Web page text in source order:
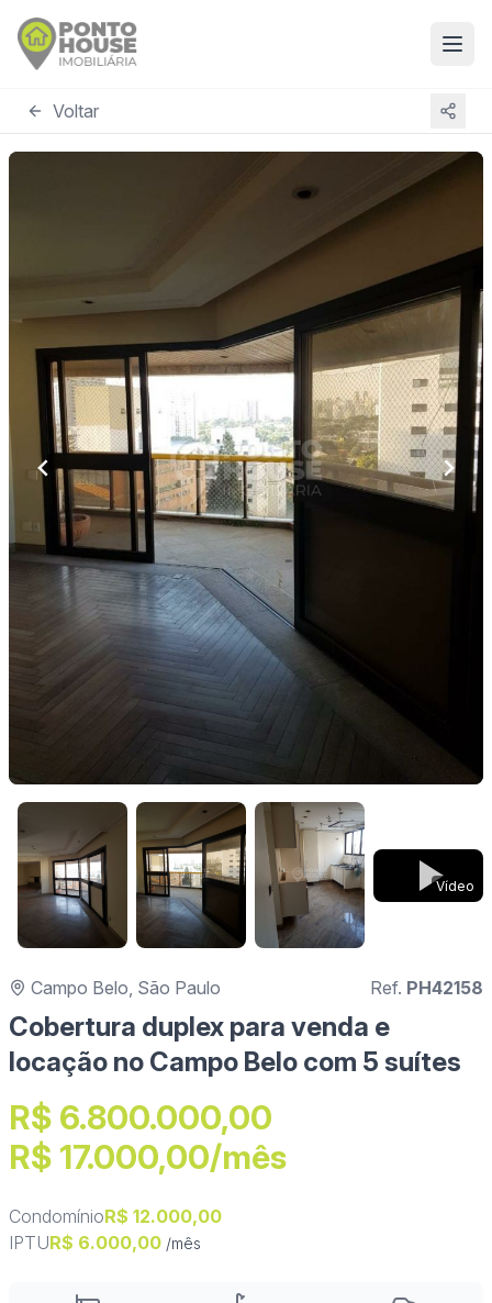
Voltar
Vídeo
Campo Belo, São Paulo Ref. PH42158
Cobertura duplex para venda e
locação no Campo Belo com 5 suítes
R$ 6.800.000,00
R$ 17.000,00/mês
CondomínioR$ 12.000,00
IPTUR$ 6.000,00 /mês